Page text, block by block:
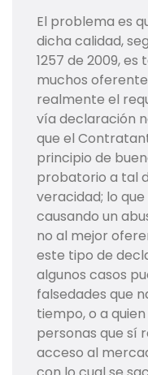
El problema es
dicha calidad,
1257 de 2009,
muchos
realmente el
vía declaración
que el
principio de
probatorio a tal
veracidad; lo
causando un
no al mejor
este tipo de
algunos casos
falsedades que
tiempo, o a
personas que sí
acceso al